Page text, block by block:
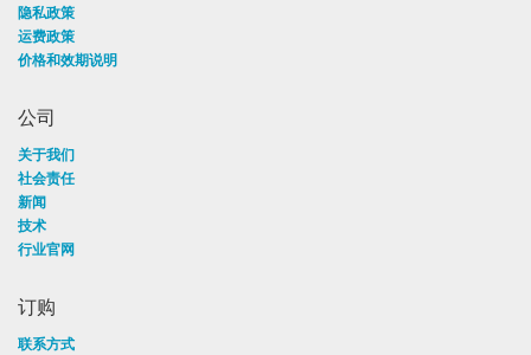
隐私政策
运费政策
价格和效期说明
公司
关于我们
社会责任
新闻
技术
行业官网
订购
联系方式